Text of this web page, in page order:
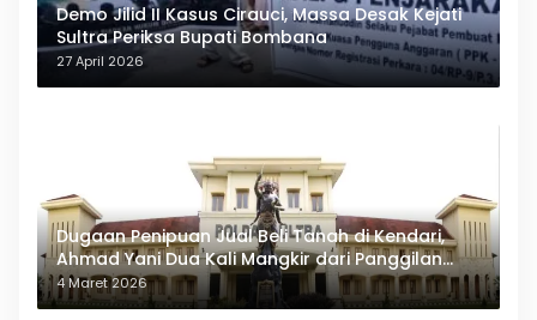
Demo Jilid II Kasus Cirauci, Massa Desak Kejati
Sultra Periksa Bupati Bombana
27 April 2026
Dugaan Penipuan Jual Beli Tanah di Kendari,
Ahmad Yani Dua Kali Mangkir dari Panggilan
Polda Sultra
4 Maret 2026